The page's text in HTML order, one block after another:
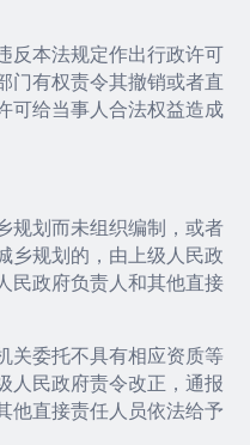
本法规定作出行政许可
门有权责令其撤销或者直
可给当事人合法权益造成
划而未组织编制，或者
乡规划的，由上级人民政
民政府负责人和其他直接
委托不具有相应资质等
人民政府责令改正，通报
他直接责任人员依法给予